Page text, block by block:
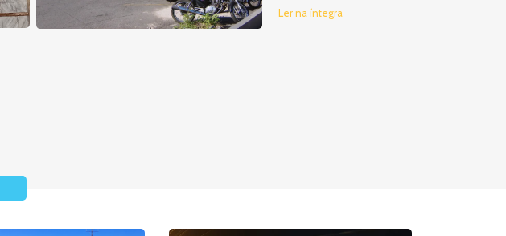
Ler na íntegra